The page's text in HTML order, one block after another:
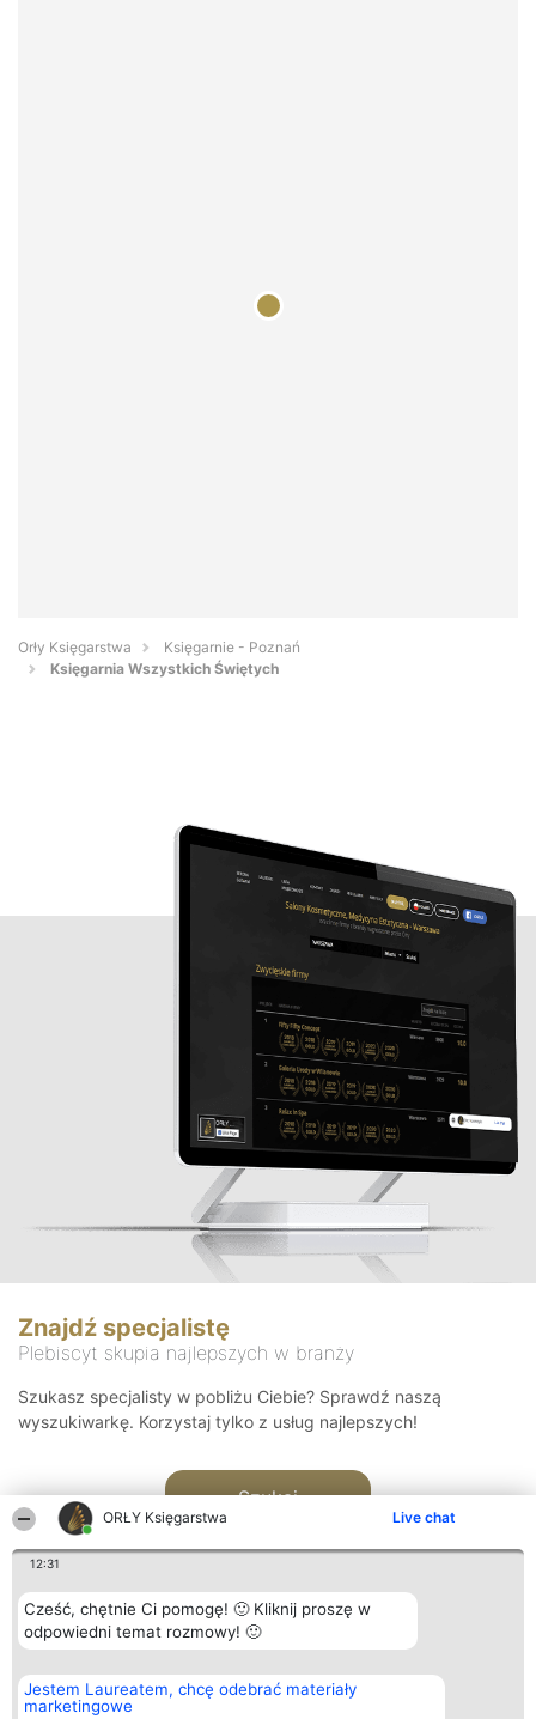
ORŁY Księgarstwa Live chat
12:31
Cześć, chętnie Ci pomogę! 🙂 Kliknij proszę w
odpowiedni temat rozmowy! 🙂
Jestem Laureatem, chcę odebrać materiały
marketingowe
Orły Księgarstwa
Księgarnie - Poznań
Księgarnia Wszystkich Świętych
Znajdź specjalistę
Plebiscyt skupia najlepszych w branży
Szukasz specjalisty w pobliżu Ciebie? Sprawdź naszą
wyszukiwarkę. Korzystaj tylko z usług najlepszych!
Szukaj
Organizator plebiscytu
Bright Side Solutions sp. z o.
o. sp. k.
Plebiscyt
Laureaci
Kontakt
Kontakt